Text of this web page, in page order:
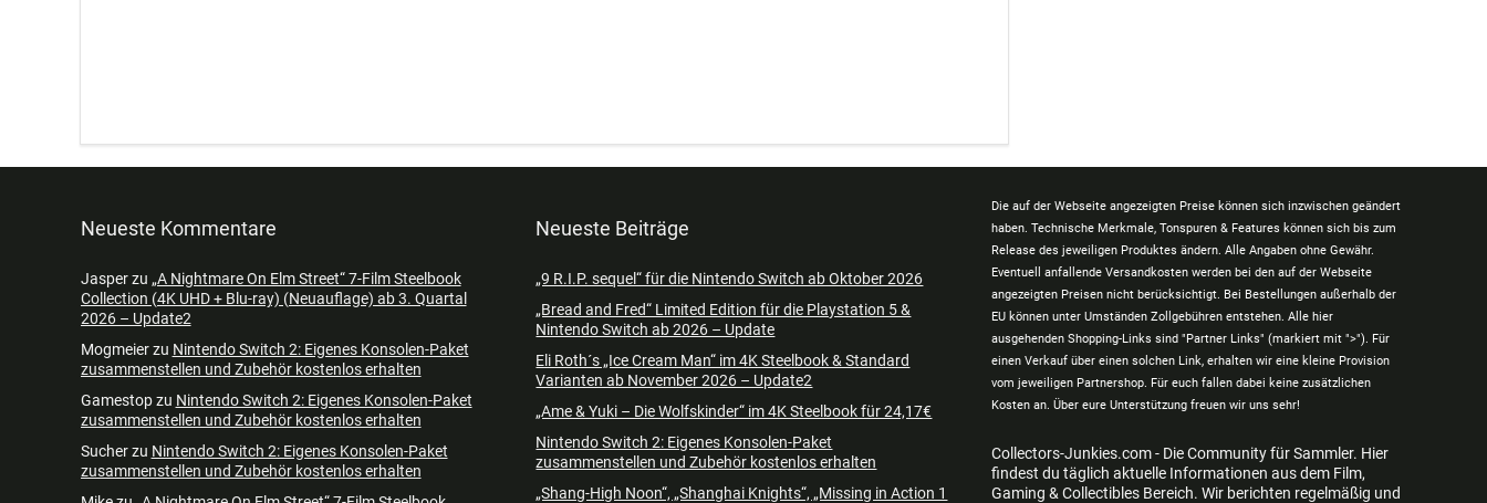
Neueste Kommentare
Jasperzu „A Nightmare On Elm Street“ 7-Film Steelbook
Collection (4K UHD + Blu-ray) (Neuauflage) ab 3. Quartal
2026 – Update2
Mogmeierzu Nintendo Switch 2: Eigenes Konsolen-Paket
zusammenstellen und Zubehör kostenlos erhalten
Gamestopzu Nintendo Switch 2: Eigenes Konsolen-Paket
zusammenstellen und Zubehör kostenlos erhalten
Sucherzu Nintendo Switch 2: Eigenes Konsolen-Paket
zusammenstellen und Zubehör kostenlos erhalten
Neueste Beiträge
„9 R.I.P. sequel“ für die Nintendo Switch ab Oktober 2026
„Bread and Fred“ Limited Edition für die Playstation 5 &
Nintendo Switch ab 2026 – Update
Eli Roth´s „Ice Cream Man“ im 4K Steelbook & Standard
Varianten ab November 2026 – Update2
„Ame & Yuki – Die Wolfskinder“ im 4K Steelbook für 24,17€
Nintendo Switch 2: Eigenes Konsolen-Paket
zusammenstellen und Zubehör kostenlos erhalten
„Shang-High Noon“, „Shanghai Knights“, „Missing in Action 1
Die auf der Webseite angezeigten Preise können sich inzwischen geändert
haben. Technische Merkmale, Tonspuren & Features können sich bis zum
Release des jeweiligen Produktes ändern. Alle Angaben ohne Gewähr.
Eventuell anfallende Versandkosten werden bei den auf der Webseite
angezeigten Preisen nicht berücksichtigt. Bei Bestellungen außerhalb der
EU können unter Umständen Zollgebühren entstehen. Alle hier
ausgehenden Shopping-Links sind "Partner Links" (markiert mit ">"). Für
einen Verkauf über einen solchen Link, erhalten wir eine kleine Provision
vom jeweiligen Partnershop. Für euch fallen dabei keine zusätzlichen
Kosten an. Über eure Unterstützung freuen wir uns sehr!
Collectors-Junkies.com - Die Community für Sammler. Hier
findest du täglich aktuelle Informationen aus dem Film,
Gaming & Collectibles Bereich. Wir berichten regelmäßig und